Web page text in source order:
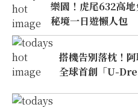
樂園！虎尾632高
秘境一日遊懶人包
搭機告別落枕！
全球首創「U-